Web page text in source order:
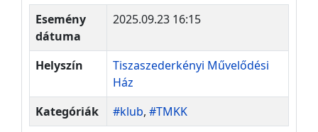
Esemény
dátuma
2025.09.23 16:15
Helyszín
Tiszaszederkényi Művelődési
Ház
Kategóriák
#klub, #TMKK